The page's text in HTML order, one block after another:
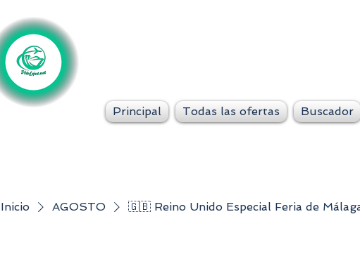
Principal Todas las ofertas Buscador
Inicio AGOSTO 🇬🇧 Reino Unido Especial Feria de